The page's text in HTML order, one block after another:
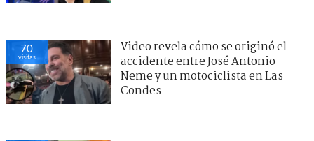
70
visitas
Video revela cómo se originó el
accidente entre José Antonio
Neme y un motociclista en Las
Condes